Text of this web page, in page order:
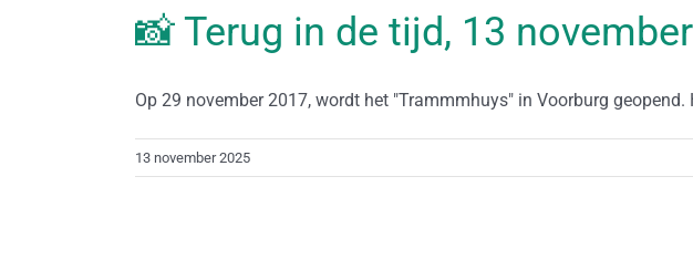
📸 Terug in de tijd, 13
Op 29 november 2017, wordt het "Trammmhuys" in Voorburg geopend.
13 november 2025